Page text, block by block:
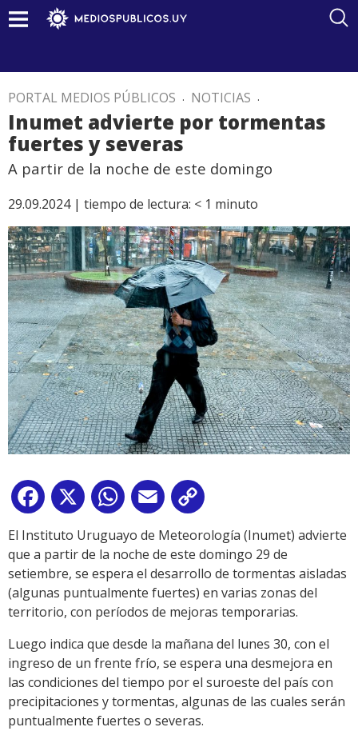
PORTAL MEDIOS PÚBLICOS . NOTICIAS .
Inumet advierte por tormentas
fuertes y severas
A partir de la noche de este domingo
29.09.2024 | tiempo de lectura: < 1 minuto
Facebook
X WhatsApp
Email
Link
El Instituto Uruguayo de Meteorología (Inumet) advierte
que a partir de la noche de este domingo 29 de
setiembre, se espera el desarrollo de tormentas aisladas
(algunas puntualmente fuertes) en varias zonas del
territorio, con períodos de mejoras temporarias.
Luego indica que desde la mañana del lunes 30, con el
ingreso de un frente frío, se espera una desmejora en
las condiciones del tiempo por el suroeste del país con
precipitaciones y tormentas, algunas de las cuales serán
puntualmente fuertes o severas.